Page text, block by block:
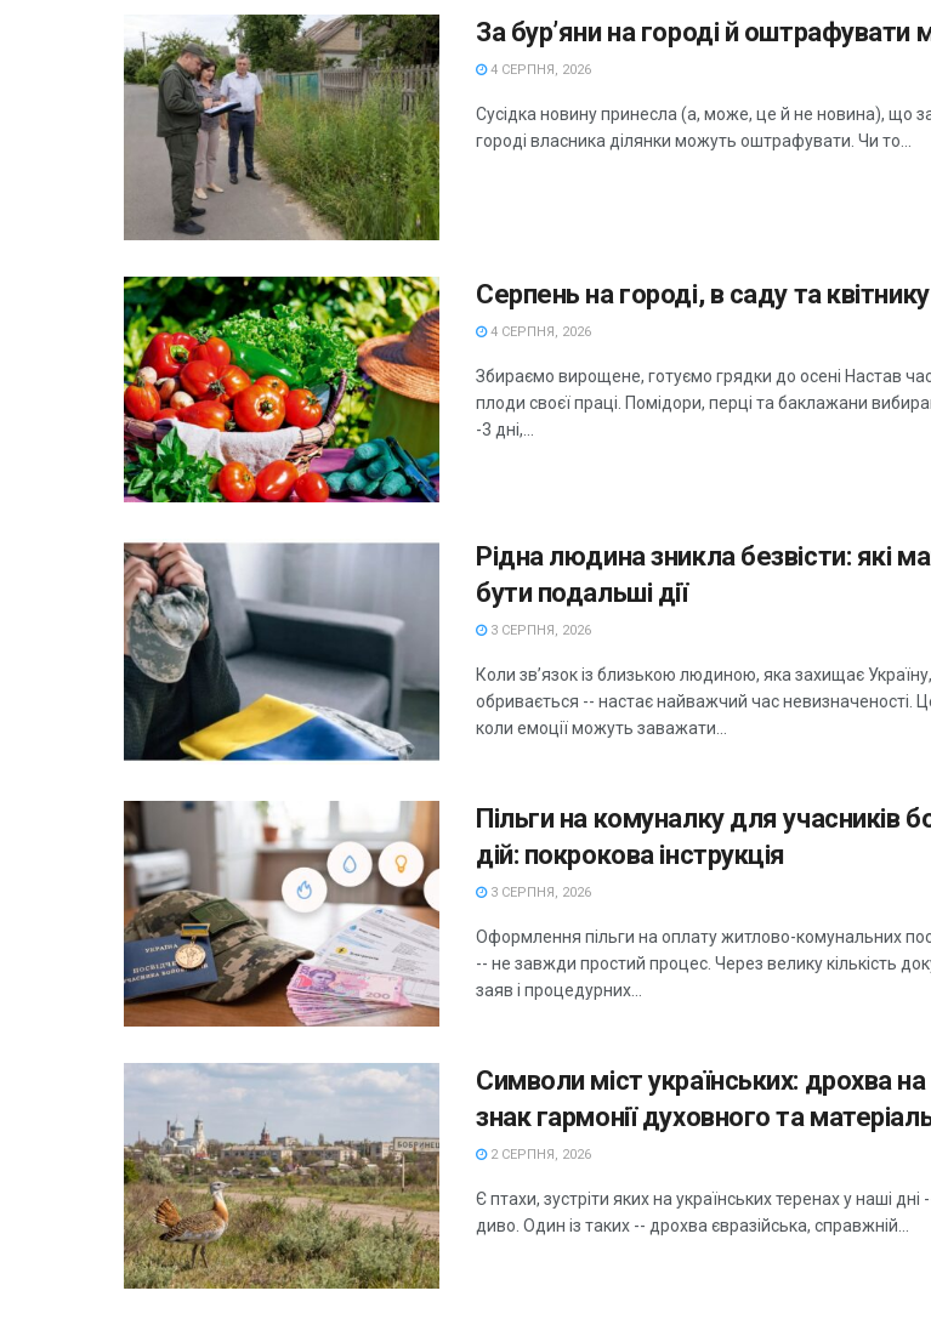
За бур’яни на городі й оштрафувати
4 СЕРПНЯ, 2026
Сусідка новину принесла (а, може, це й не новина), що
городі власника ділянки можуть оштрафувати. Чи то...
Серпень на городі, в саду та квітнику
4 СЕРПНЯ, 2026
Збираємо вирощене, готуємо грядки до осені Настав
плоди своєї праці. Помідори, перці та баклажани
-3 дні,...
Рідна людина зникла безвісти: які
бути подальші дії
3 СЕРПНЯ, 2026
Коли зв’язок із близькою людиною, яка захищає Україну,
обривається -- настає найважчий час невизначеності.
коли емоції можуть заважати...
Пільги на комуналку для учасників
дій: покрокова інструкція
3 СЕРПНЯ, 2026
Оформлення пільги на оплату житлово-комунальних
-- не завжди простий процес. Через велику кількість
заяв і процедурних...
Символи міст українських: дрохва на
знак гармонії духовного та
2 СЕРПНЯ, 2026
Є птахи, зустріти яких на українських теренах у наші
диво. Один із таких -- дрохва євразійська, справжній...